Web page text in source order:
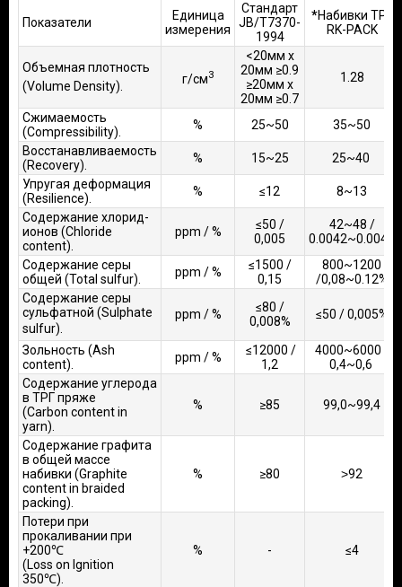
Показатели
Единица
измерения
Стандарт
JB/T7370-
1994
*Набивки ТРГ
RK-PACK
Объемная плотность
(Volume Density).
г/см3
<20мм х
20мм ≥0.9
≥20мм х
20мм ≥0.7
1.28
Сжимаемость
(Compressibility).
% 25~50
35~50
Восстанавливаемость
(Recovery).
% 15~25
25~40
Упругая деформация
(Resilience).
% ≤12
8~13
Содержание хлорид-
ионов (Chloride
content).
ppm / %
≤50 /
0,005
42~48 /
0.0042~0.0048
Содержание серы
общей (Total sulfur).
ppm / %
≤1500 /
0,15
800~1200
/0,08~0.12%
Содержание серы
сульфатной (Sulphate
sulfur).
ppm / %
≤80 /
0,008%
≤50 / 0,005%
Зольность (Ash
content).
ppm / %
≤12000 /
1,2
4000~6000 /
0,4~0,6
Содержание углерода
в ТРГ пряже
(Carbon content in
yarn).
% ≥85 99,0~99,4
Содержание графита
в общей массе
набивки (Graphite
content in braided
packing).
% ≥80 ˃92
Потери при
прокаливании при
+200℃
(Loss on Ignition
350℃).
% - ≤4